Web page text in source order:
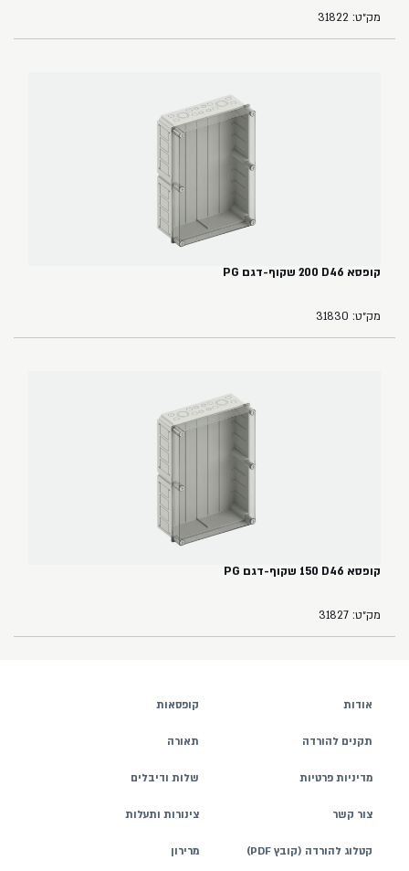
מק״ט: 31822
קופסא ‏46‏D‏ ‏200 שקוף-דגם PG
מק״ט: 31830
קופסא ‏46‏D‏ ‏150‏ שקוף-דגם PG
מק״ט: 31827
אודות
תקנים להורדה
מדיניות פרטיות
צור קשר
קטלוג להורדה (קובץ PDF)
קופסאות
תאורה
שלות ודיבלים
צינורות ותעלות
מרירון